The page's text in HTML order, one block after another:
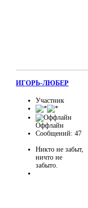
ИГОРЬ-ЛЮБЕР
Участник
Оффлайн
Сообщений: 47
Никто не забыт,
ничто не
забыто.